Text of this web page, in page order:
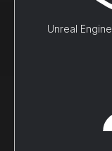
Unreal Engine